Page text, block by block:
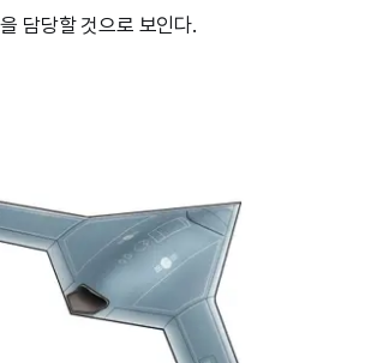
담당할 것으로 보인다.